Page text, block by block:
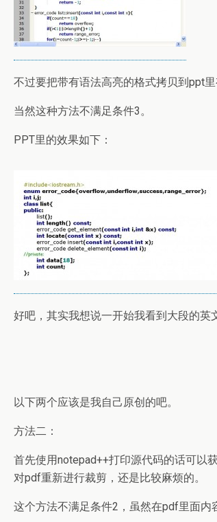
不过要把带有语法高亮的格式拷贝到ppt
当然这种方法不满足条件3。
PPT里的效果如下：
好吧，其实我想说一开始我看到大段的英
以下两个应该是我自己原创的吧。
方法二：
首先使用notepad++打印源代码的话可以
对pdf重新进行裁剪，还是比较麻烦的。
这个方法不满足条件2，虽然在pdf里面内